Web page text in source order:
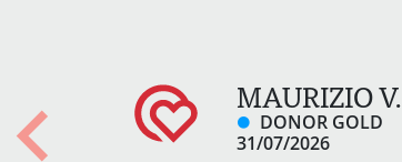
Previous
MAURIZIO V.
DONOR GOLD
31/07/2026